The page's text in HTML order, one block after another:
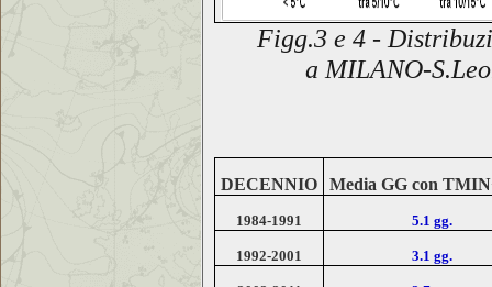
Figg.3 e 4 -
a MILANO-
DECENNIO Media GG con
1984-1991 5.1 gg.
1992-2001 3.1 gg.